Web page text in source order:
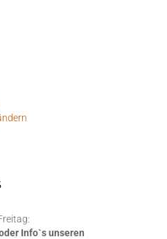
Info`s unseren